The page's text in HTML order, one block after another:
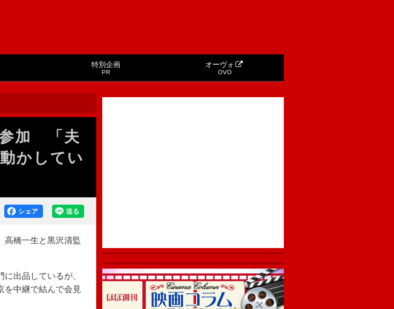
特別企画
PR
オーヴォ
OVO
参加 「夫
かしてい
送る
シェア
高橋一生と黒沢清監
出品しているが、
を中継で結んで会見